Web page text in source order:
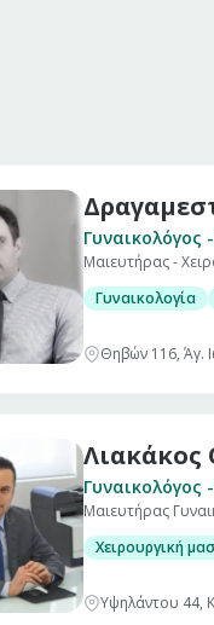
Γυναικολόγος
Μαιευτήρας -
Γυναικολογία
Θηβών 116, Άγ.
Λιακάκος
Γυναικολόγος
Μαιευτήρας
Xειρουργική
Υψηλάντου 44,